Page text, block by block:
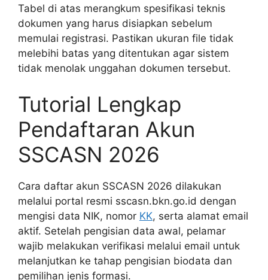
Tabel di atas merangkum spesifikasi teknis
dokumen yang harus disiapkan sebelum
memulai registrasi. Pastikan ukuran file tidak
melebihi batas yang ditentukan agar sistem
tidak menolak unggahan dokumen tersebut.
Tutorial Lengkap
Pendaftaran Akun
SSCASN 2026
Cara daftar akun SSCASN 2026 dilakukan
melalui portal resmi sscasn.bkn.go.id dengan
mengisi data NIK, nomor KK, serta alamat email
aktif. Setelah pengisian data awal, pelamar
wajib melakukan verifikasi melalui email untuk
melanjutkan ke tahap pengisian biodata dan
pemilihan jenis formasi.